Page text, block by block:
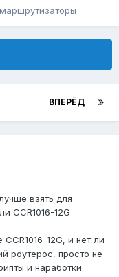
ВПЕРЁД
взять для
CCR1016-12G
12G, и нет ли
роутерос, просто не
и наработки.